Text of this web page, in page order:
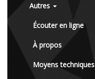
Autres
Écouter en ligne
À propos
Moyens techniques